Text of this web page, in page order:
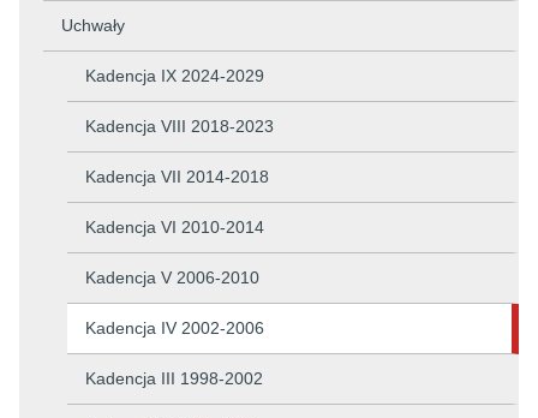
Uchwały
Kadencja IX 2024-2029
Kadencja VIII 2018-2023
Kadencja VII 2014-2018
Kadencja VI 2010-2014
Kadencja V 2006-2010
Kadencja IV 2002-2006
Kadencja III 1998-2002